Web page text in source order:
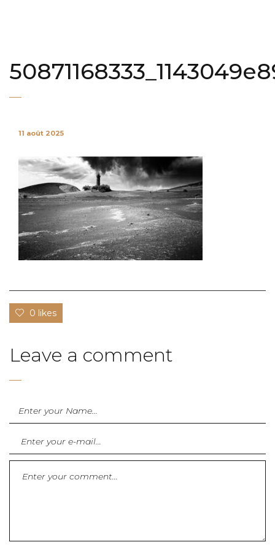
11 août 2025
0 likes
Leave a comment